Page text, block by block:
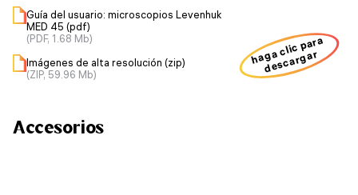
Guía del usuario: microscopios Levenhuk
MED 45 (pdf)
(PDF, 1.68 Mb)
Imágenes de alta resolución (zip)
(ZIP, 59.96 Mb)
haga clic para
descargar
Accesorios